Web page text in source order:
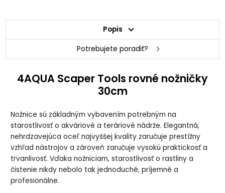
Popis
Potrebujete poradiť?
4AQUA Scaper Tools rovné nožničky
30cm
Nožnice sú základným vybavením potrebným na
starostlivosť o akváriové a teráriové nádrže. Elegantná,
nehrdzavejúca oceľ najvyššej kvality zaručuje prestížny
vzhľad nástrojov a zároveň zaručuje vysokú praktickosť a
trvanlivosť. Vďaka nožniciam, starostlivosť o rastliny a
čistenie nikdy nebolo tak jednoduché, príjemné a
profesionálne.